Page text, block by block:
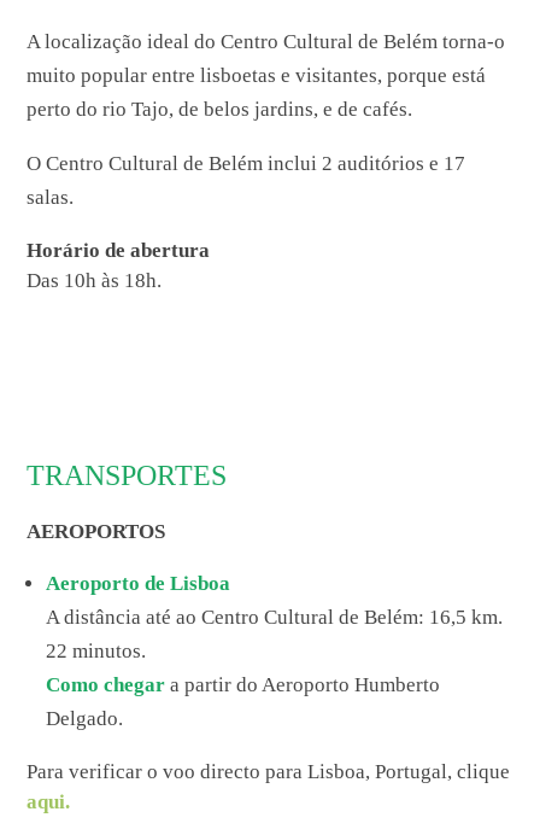
A localização ideal do Centro Cultural de Belém torna-o
muito popular entre lisboetas e visitantes, porque está
perto do rio Tajo, de belos jardins, e de cafés.
O Centro Cultural de Belém inclui 2 auditórios e 17
salas.
Horário de abertura
Das 10h às 18h.
TRANSPORTES
AEROPORTOS
Aeroporto de Lisboa
A distância até ao Centro Cultural de Belém: 16,5 km.
22 minutos.
Como chegar a partir do Aeroporto Humberto
Delgado.
Para verificar o voo directo para Lisboa, Portugal, clique
aqui.